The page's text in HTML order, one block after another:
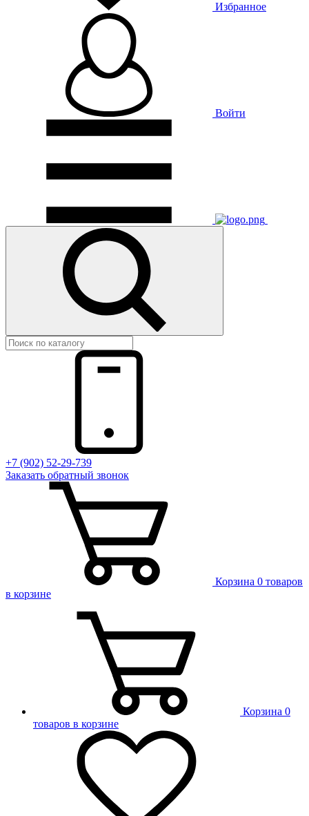
Избранное
Войти
+7 (902) 52-29-739
Заказать обратный звонок
Корзина 0 товаров
в корзине
Корзина 0
товаров в корзине